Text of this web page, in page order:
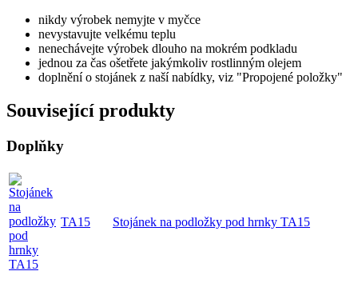
nikdy výrobek nemyjte v myčce
nevystavujte velkému teplu
nenechávejte výrobek dlouho na mokrém podkladu
jednou za čas ošetřete jakýmkoliv rostlinným olejem
doplnění o stojánek z naší nabídky, viz "Propojené položky"
Související produkty
Doplňky
TA15 Stojánek na podložky pod hrnky TA15